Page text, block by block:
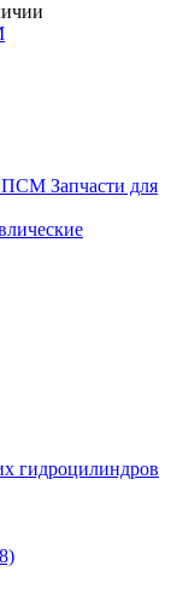
Запчасти для
гидроцилиндров